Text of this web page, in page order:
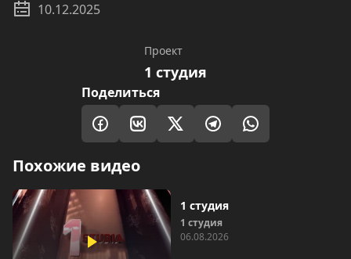
10.12.2025
Проект
1 студия
Поделиться
Похожие видео
1 студия
1 студия
06.08.2026